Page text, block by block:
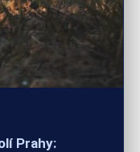
Prahy: